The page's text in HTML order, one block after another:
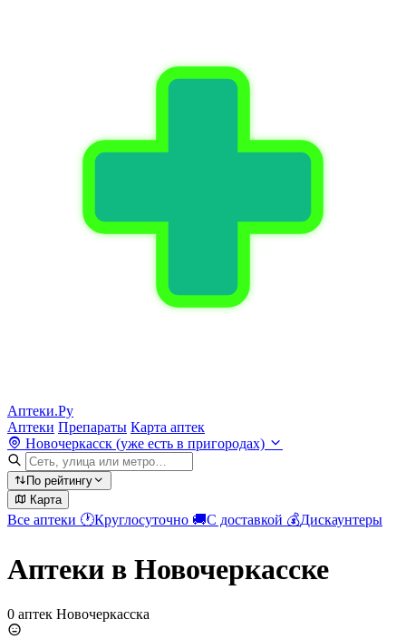
Аптеки.Ру
Аптеки Препараты Карта аптек
Новочеркасск (уже есть в пригородах)
По рейтингу
Карта
Все аптеки 🕐Круглосуточно 🚚С доставкой 💰Дискаунтеры
Аптеки в Новочеркасске
0 аптек Новочеркасска